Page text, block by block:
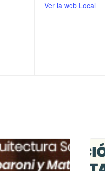
Ver la web Local